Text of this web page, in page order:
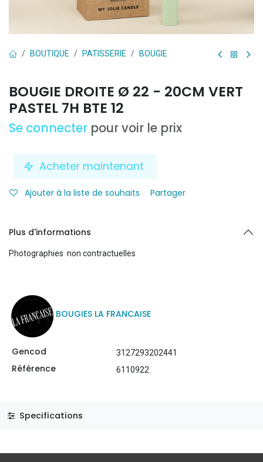
BOUTIQUE PATISSERIE BOUGIE
BOUGIE DROITE Ø 22 - 20CM VERT
PASTEL 7H BTE 12
Se connecter pour voir le prix
Acheter maintenant
Ajouter à la liste de souhaits Partager
Plus d'informations
Photographies non contractuelles
BOUGIES LA FRANCAISE
Gencod 3127293202441
Référence 6110922
Specifications